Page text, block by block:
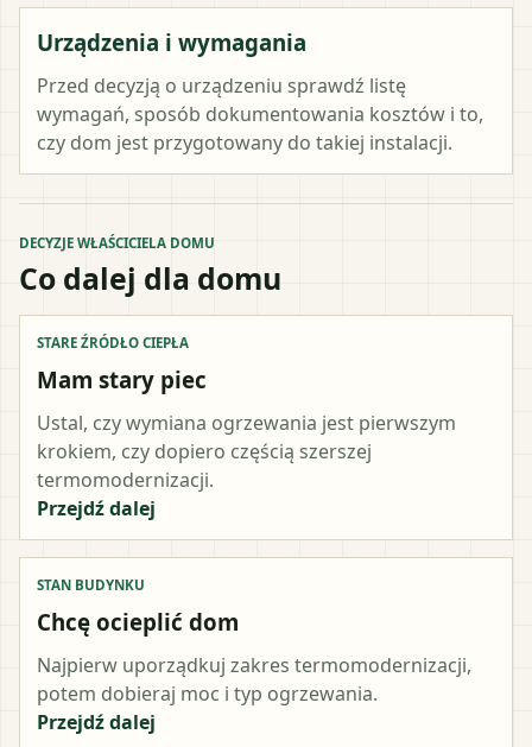
Urządzenia i wymagania
Przed decyzją o urządzeniu sprawdź listę
wymagań, sposób dokumentowania kosztów i to,
czy dom jest przygotowany do takiej instalacji.
DECYZJE WŁAŚCICIELA DOMU
Co dalej dla domu
STARE ŹRÓDŁO CIEPŁA
Mam stary piec
Ustal, czy wymiana ogrzewania jest pierwszym
krokiem, czy dopiero częścią szerszej
termomodernizacji.
Przejdź dalej
STAN BUDYNKU
Chcę ocieplić dom
Najpierw uporządkuj zakres termomodernizacji,
potem dobieraj moc i typ ogrzewania.
Przejdź dalej